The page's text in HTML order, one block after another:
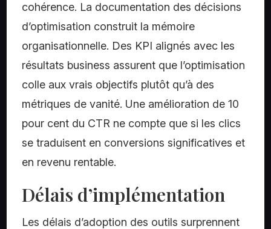
cohérence. La documentation des décisions
d’optimisation construit la mémoire
organisationnelle. Des KPI alignés avec les
résultats business assurent que l’optimisation
colle aux vrais objectifs plutôt qu’à des
métriques de vanité. Une amélioration de 10
pour cent du CTR ne compte que si les clics
se traduisent en conversions significatives et
en revenu rentable.
Délais d’implémentation
Les délais d’adoption des outils surprennent